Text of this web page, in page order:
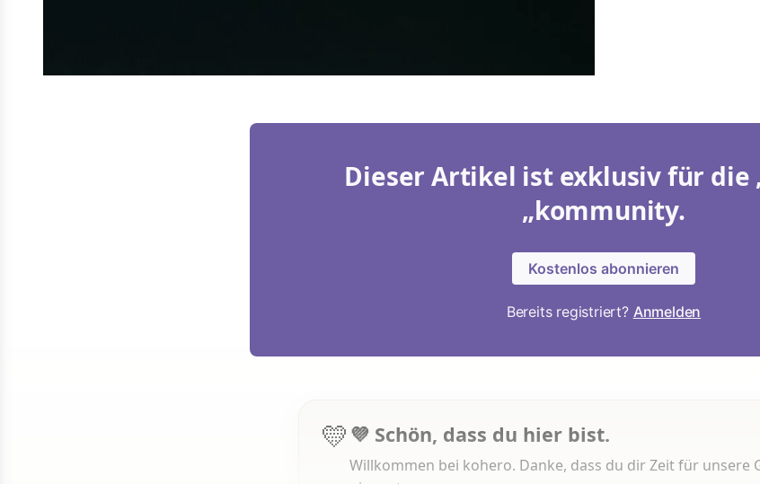
Dieser Artikel ist exklusiv für die
„kommunity.
Kostenlos abonnieren
Bereits registriert? Anmelden
💛 💜 Schön, dass du hier bist.
Willkommen bei kohero. Danke, dass du dir Zeit für unsere